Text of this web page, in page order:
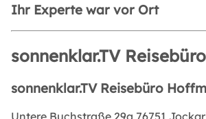
Ihr Experte war vor Ort
sonnenklar.TV
sonnenklar.TV Reisebüro
Untere Buchstraße 29a,76751